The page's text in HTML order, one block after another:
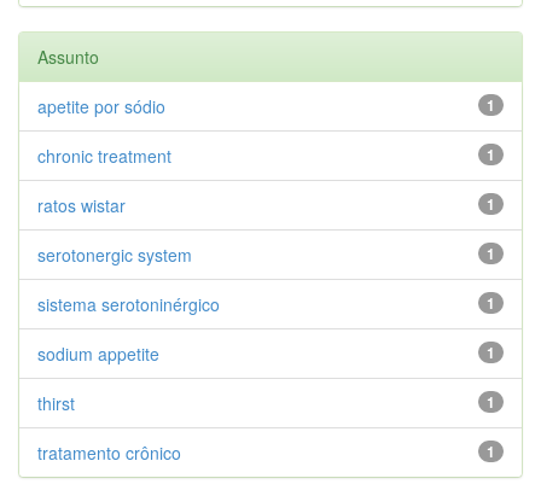
Assunto
1
apetite por sódio
1
chronic treatment
1
ratos wistar
1
serotonergic system
1
sistema serotoninérgico
1
sodium appetite
1
thirst
1
tratamento crônico